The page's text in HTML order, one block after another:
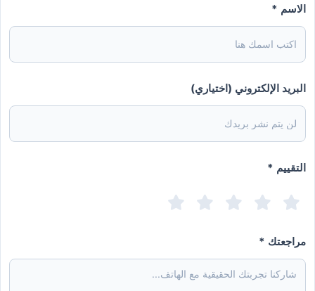
الاسم *
البريد الإلكتروني (اختياري)
التقييم *
مراجعتك *